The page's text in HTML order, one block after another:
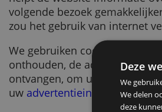
Een cookie is een klein
helpt de website
volgende bezoek
zou het gebruik van
We gebruiken cookies